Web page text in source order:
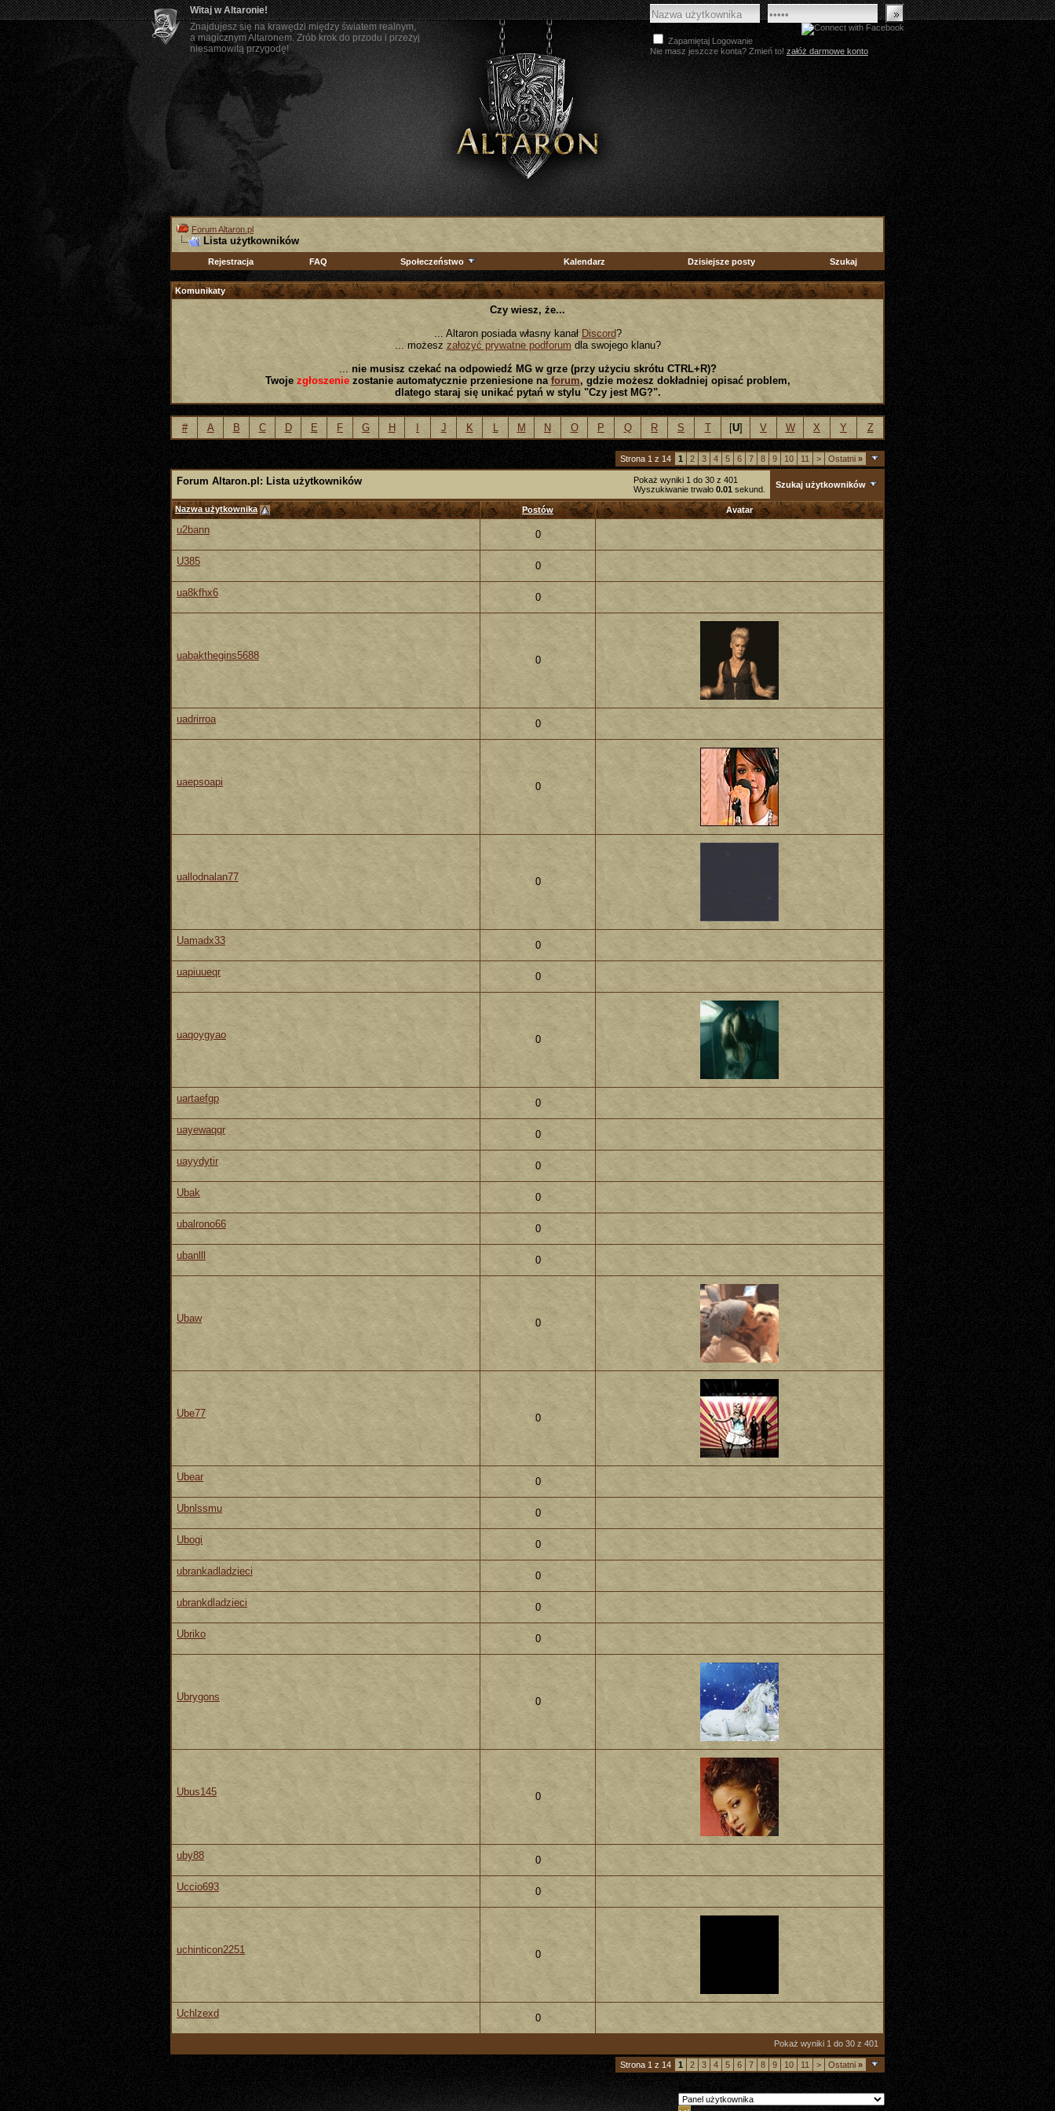
Witaj w Altaronie!
Znajdujesz się na krawędzi między światem realnym,
a magicznym Altaronem. Zrób krok do przodu i przeżyj
niesamowitą przygodę!
Zapamiętaj Logowanie
Nie masz jeszcze konta? Zmień to! załóż darmowe konto
Forum Altaron.pl
Lista użytkowników
Rejestracja FAQ Społeczeństwo Kalendarz Dzisiejsze posty Szukaj
Komunikaty
Czy wiesz, że...
... Altaron posiada własny kanał Discord?
... możesz założyć prywatne podforum dla swojego klanu?
... nie musisz czekać na odpowiedź MG w grze (przy użyciu skrótu CTRL+R)?
Twoje zgłoszeniezostanie automatycznie przeniesione na forum, gdzie możesz dokładniej opisać problem,
dlatego staraj się unikać pytań w stylu "Czy jest MG?".
# A B C D E F G H J K L M N O P Q R S T [U] V W X Y Z
Strona 1 z 14 1 2 3 4 5 6 7 8 9 10 11 > Ostatni »
Pokaż wyniki 1 do 30 z 401
Wyszukiwanie trwało 0.01 sekund.
Forum Altaron.pl: Lista użytkowników Szukaj użytkowników
Nazwa użytkownika Postów Avatar
u2bann 0
U385 0
ua8kfhx6 0
uabakthegins5688 0
uadrirroa 0
uaepsoapi 0
uallodnalan77 0
Uamadx33 0
uapiuueqr 0
uaqoygyao 0
uartaefgp 0
uayewaqqr 0
uayydytir 0
Ubak 0
ubalrono66 0
ubanlll 0
Ubaw 0
Ube77 0
Ubear 0
Ubnlssmu 0
Ubogi 0
ubrankadladzieci 0
ubrankdladzieci 0
Ubriko 0
Ubrygons 0
Ubus145 0
uby88 0
Uccio693 0
uchinticon2251 0
Uchlzexd 0
Pokaż wyniki 1 do 30 z 401
Strona 1 z 14 1 2 3 4 5 6 7 8 9 10 11 > Ostatni »